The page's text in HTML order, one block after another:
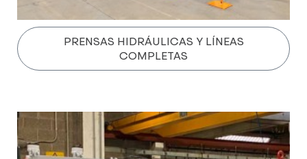
PRENSAS HIDRÁULICAS Y LÍNEAS
COMPLETAS